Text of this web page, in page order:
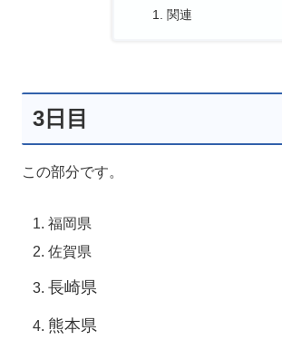
関連
3日目
この部分です。
福岡県
佐賀県
長崎県
熊本県